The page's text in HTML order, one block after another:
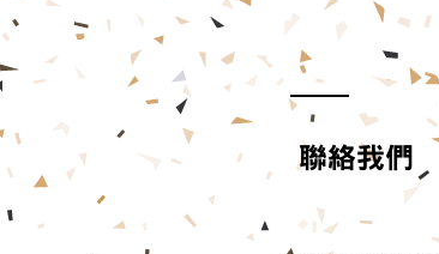
聯絡我們